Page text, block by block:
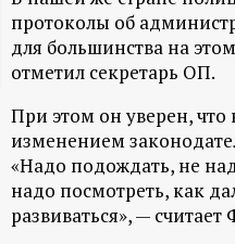
а
ц
и
о
протоколы об
для большинства на
отметил секретарь ОП.
При этом он уверен, что
изменением
«Надо подождать, не
надо посмотреть, как
развиваться», — считает